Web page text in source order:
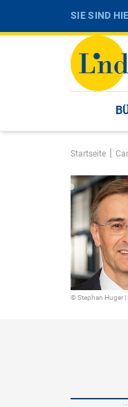
SIE SIND
Startseite |
© Stephan Huger |